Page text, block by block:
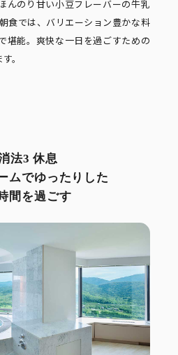
んのり甘い小豆フレーバーの牛乳
食では、バリエーション豊かな料
堪能。爽快な一日を過ごすための
。
法3 休息
ムでゆったりした
間を過ごす